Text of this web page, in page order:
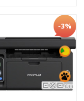
-3%